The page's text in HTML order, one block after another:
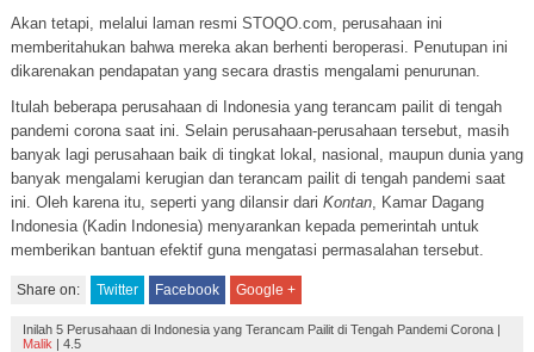
Akan tetapi, melalui laman resmi STOQO.com, perusahaan ini
memberitahukan bahwa mereka akan berhenti beroperasi. Penutupan ini
dikarenakan pendapatan yang secara drastis mengalami penurunan.
Itulah beberapa perusahaan di Indonesia yang terancam pailit di tengah
pandemi corona saat ini. Selain perusahaan-perusahaan tersebut, masih
banyak lagi perusahaan baik di tingkat lokal, nasional, maupun dunia yang
banyak mengalami kerugian dan terancam pailit di tengah pandemi saat
ini. Oleh karena itu, seperti yang dilansir dari Kontan, Kamar Dagang
Indonesia (Kadin Indonesia) menyarankan kepada pemerintah untuk
memberikan bantuan efektif guna mengatasi permasalahan tersebut.
Share on: Twitter Facebook Google +
Inilah 5 Perusahaan di Indonesia yang Terancam Pailit di Tengah Pandemi Corona|
Malik | 4.5